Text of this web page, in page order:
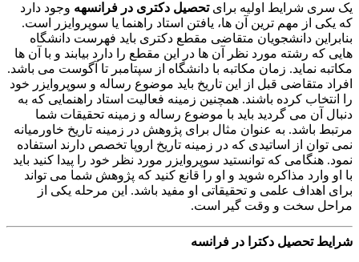
یک سری شرایط اولیه برایتحصیل دکتری در فرانسهه وجود دارد
که یکی از مهم ترین آن ها، یافتن استاد راهنما یا سوپروایزر است.
بنابراین دانشجویان متقاضی مقطع دکتری باید فهرست دانشگاه
هایی که رشته مورد نظر آن ها در این مقطع را دارد بیابند و با آن ها
مکاتبه نماید. زمان مکاتبه با دانشگاه از سپتامبر تا آگوست می باشد.
افراد متقاضی قبل از این تاریخ باید موضوع رساله و سوپروایزر خود
را انتخاب کرده باشند. همچنین زمینه فعالیت استاد راهنمایی که به
دنبال آن می گردید باید با موضوع رساله و زمینه تحقیقات شما
مرتبط باشد. به عنوان مثال برای پژوهش در زمینه تاریخ خاورمیانه
نمی توان از اساتیدی که در زمینه تاریخ اروپا تخصص دارند استفاده
نمود. هنگامی که توانستید سوپروایزر مورد نظر خود را پیدا کنید باید
با او وارد مذاکره شوید و او را قانع کنید که پژوهش شما می تواند
برای اهداف علمی و تحقیقاتی او مفید باشد. این مرحله یکی از
مراحل سخت و وقت گیر است.
شرایط تحصیل دکترا در فرانسه